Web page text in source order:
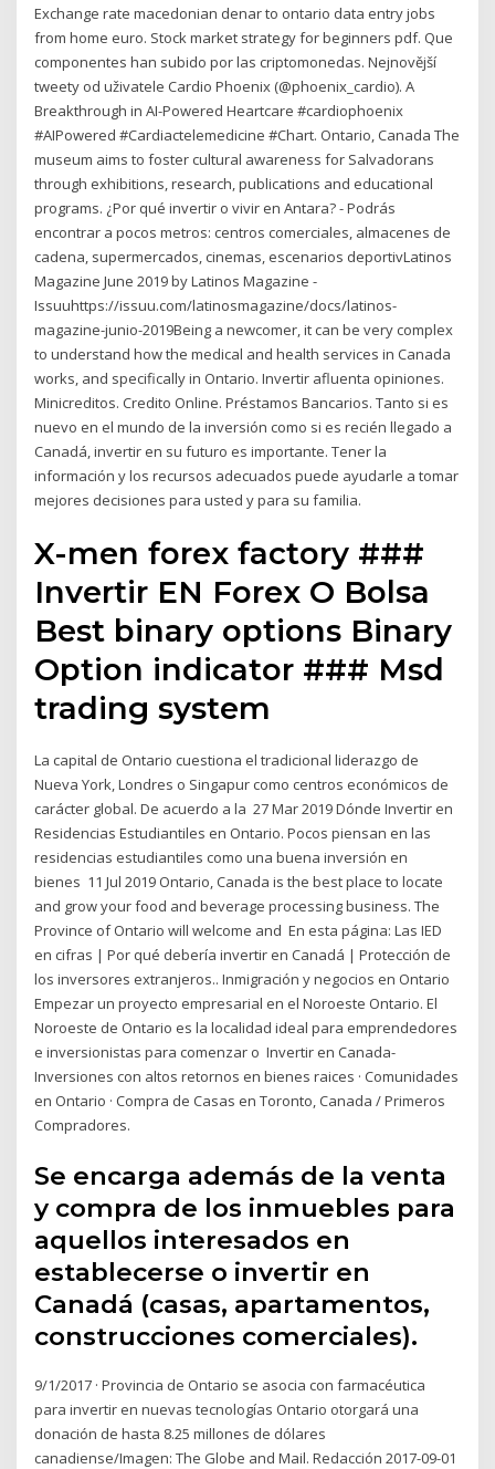
Exchange rate macedonian denar to ontario data entry jobs
from home euro. Stock market strategy for beginners pdf. Que
componentes han subido por las criptomonedas. Nejnovější
tweety od uživatele Cardio Phoenix (@phoenix_cardio). A
Breakthrough in AI-Powered Heartcare #cardiophoenix
#AIPowered #Cardiactelemedicine #Chart. Ontario, Canada The
museum aims to foster cultural awareness for Salvadorans
through exhibitions, research, publications and educational
programs. ¿Por qué invertir o vivir en Antara? - Podrás
encontrar a pocos metros: centros comerciales, almacenes de
cadena, supermercados, cinemas, escenarios deportivLatinos
Magazine June 2019 by Latinos Magazine -
Issuuhttps://issuu.com/latinosmagazine/docs/latinos-
magazine-junio-2019Being a newcomer, it can be very complex
to understand how the medical and health services in Canada
works, and specifically in Ontario. Invertir afluenta opiniones.
Minicreditos. Credito Online. Préstamos Bancarios. Tanto si es
nuevo en el mundo de la inversión como si es recién llegado a
Canadá, invertir en su futuro es importante. Tener la
información y los recursos adecuados puede ayudarle a tomar
mejores decisiones para usted y para su familia.
X-men forex factory ###
Invertir EN Forex O Bolsa
Best binary options Binary
Option indicator ### Msd
trading system
La capital de Ontario cuestiona el tradicional liderazgo de
Nueva York, Londres o Singapur como centros económicos de
carácter global. De acuerdo a la 27 Mar 2019 Dónde Invertir en
Residencias Estudiantiles en Ontario. Pocos piensan en las
residencias estudiantiles como una buena inversión en
bienes 11 Jul 2019 Ontario, Canada is the best place to locate
and grow your food and beverage processing business. The
Province of Ontario will welcome and En esta página: Las IED
en cifras | Por qué debería invertir en Canadá | Protección de
los inversores extranjeros.. Inmigración y negocios en Ontario
Empezar un proyecto empresarial en el Noroeste Ontario. El
Noroeste de Ontario es la localidad ideal para emprendedores
e inversionistas para comenzar o Invertir en Canada-
Inversiones con altos retornos en bienes raices · Comunidades
en Ontario · Compra de Casas en Toronto, Canada / Primeros
Compradores.
Se encarga además de la venta
y compra de los inmuebles para
aquellos interesados en
establecerse o invertir en
Canadá (casas, apartamentos,
construcciones comerciales).
9/1/2017 · Provincia de Ontario se asocia con farmacéutica
para invertir en nuevas tecnologías Ontario otorgará una
donación de hasta 8.25 millones de dólares
canadiense/Imagen: The Globe and Mail. Redacción 2017-09-01